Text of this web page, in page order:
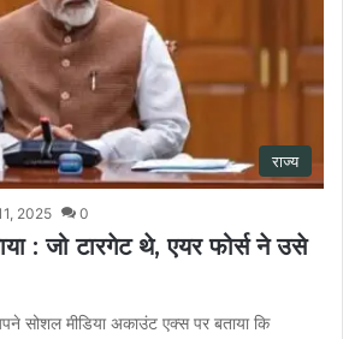
राज्य
2025 0
: जो टारगेट थे, एयर फोर्स ने उसे
सोशल मीडिया अकाउंट एक्स पर बताया कि